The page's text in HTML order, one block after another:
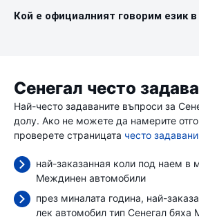
Кой е официалният говорим език в
Сенегал често
Най-често задаваните въпроси за
долу. Ако не можете да намерите
проверете страницата често
най-заказанная коли под наем в
Междинен автомобили
през миналата година, най-
лек автомобил тип Сенегал бяха